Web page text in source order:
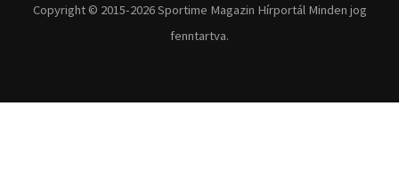
Copyright © 2015-2026 Sportime Magazin Hírportál Minden jog
fenntartva.